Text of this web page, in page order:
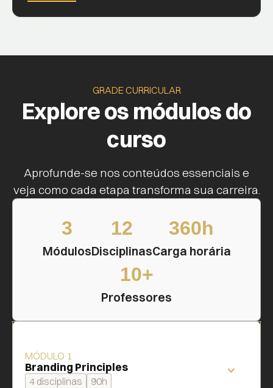
GRADE CURRICULAR
Explore os módulos do
curso
Aprofunde-se nos conteúdos essenciais e
veja como cada etapa transforma sua carreira.
3
Módulos
12
Disciplinas
360h
Carga horária
10+
Professores
MÓDULO 1
Branding Principles
4 disciplinas 90h